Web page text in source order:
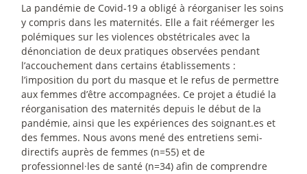
La pandémie de Covid-19 a obligé à réorganiser les soins
y compris dans les maternités. Elle a fait réémerger les
polémiques sur les violences obstétricales avec la
dénonciation de deux pratiques observées pendant
l’accouchement dans certains établissements :
l’imposition du port du masque et le refus de permettre
aux femmes d’être accompagnées. Ce projet a étudié la
réorganisation des maternités depuis le début de la
pandémie, ainsi que les expériences des soignant.es et
des femmes. Nous avons mené des entretiens semi-
directifs auprès de femmes (n=55) et de
professionnel·les de santé (n=34) afin de comprendre